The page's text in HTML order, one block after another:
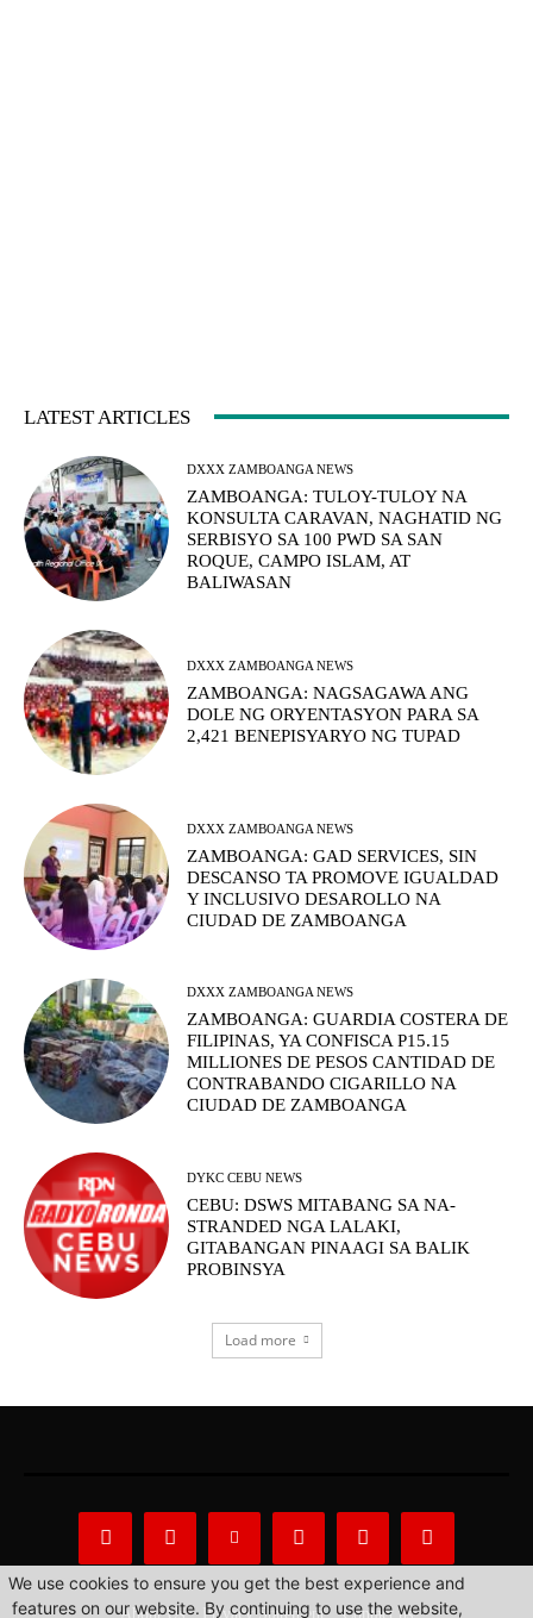
LATEST ARTICLES
DXXX ZAMBOANGA NEWS
ZAMBOANGA: TULOY-TULOY NA
KONSULTA CARAVAN, NAGHATID NG
SERBISYO SA 100 PWD SA SAN
ROQUE, CAMPO ISLAM, AT
BALIWASAN
DXXX ZAMBOANGA NEWS
ZAMBOANGA: NAGSAGAWA ANG
DOLE NG ORYENTASYON PARA SA
2,421 BENEPISYARYO NG TUPAD
DXXX ZAMBOANGA NEWS
ZAMBOANGA: GAD SERVICES, SIN
DESCANSO TA PROMOVE IGUALDAD
Y INCLUSIVO DESAROLLO NA
CIUDAD DE ZAMBOANGA
DXXX ZAMBOANGA NEWS
ZAMBOANGA: GUARDIA COSTERA DE
FILIPINAS, YA CONFISCA P15.15
MILLIONES DE PESOS CANTIDAD DE
CONTRABANDO CIGARILLO NA
CIUDAD DE ZAMBOANGA
DYKC CEBU NEWS
CEBU: DSWS MITABANG SA NA-
STRANDED NGA LALAKI,
GITABANGAN PINAAGI SA BALIK
PROBINSYA
Load more
About Us Privacy Statement Contact us
We use cookies to ensure you get the best experience and
features on our website. By continuing to use the website,